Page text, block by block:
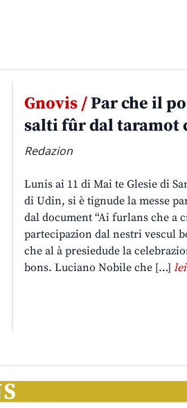
Gnovis /Par che il
salti fûr dal taramot
Redazion
Lunis ai 11 di Mai te Glesie di
di Udin, si è tignude la messe
dal document “Ai furlans che a
partecipazion dal nestri vescul
che al à presiedude la
bons. Luciano Nobile che […]